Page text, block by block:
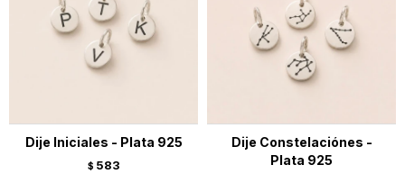
Dije Iniciales - Plata 925
$ 583
Dije Constelaciónes -
Plata 925